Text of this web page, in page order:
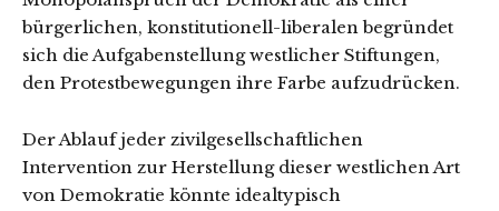
bürgerlichen, konstitutionell-liberalen begründet
sich die Aufgabenstellung westlicher Stiftungen,
den Protestbewegungen ihre Farbe aufzudrücken.
Der Ablauf jeder zivilgesellschaftlichen
Intervention zur Herstellung dieser westlichen Art
von Demokratie könnte idealtypisch